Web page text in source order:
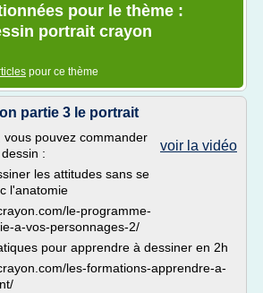
pour le thème :
portrait crayon
pour ce thème
partie 3 le portrait
voir la vidéo
vous pouvez commander
:
les attitudes sans se
l'anatomie
le-programme-
a-vos-personnages-2/
pour apprendre à dessiner en 2h
les-formations-apprendre-a-